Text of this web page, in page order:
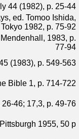
44 (1982), p. 25-44
ed. Tomoo Ishida,
Tokyo 1982, p. 75-92
1983, p.
77-94
(1983), p. 549-563
Bible 1, p. 714-722
46; 17,3, p. 49-76
Pittsburgh 1955, 50 p.